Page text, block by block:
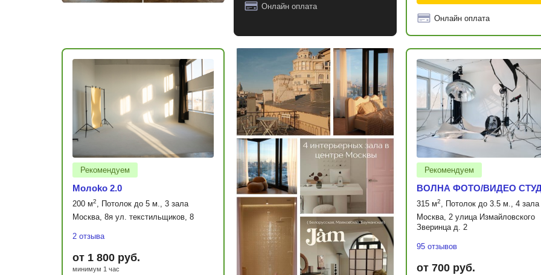
Онлайн оплата
Онлайн оплата
Рекомендуем
Moлoko 2.0
200 м2, Потолок до 5 м., 3 зала
Москва, 8я ул. текстильщиков, 8
2 отзыва
от 1 800 руб.
минимум 1 час
Рекомендуем
ВОЛНА ФОТО/ВИДЕО
315 м2, Потолок до 3.5 м., 4 зала
Москва, 2 улица Измайловского
Зверинца д. 2
95 отзывов
от 700 руб.